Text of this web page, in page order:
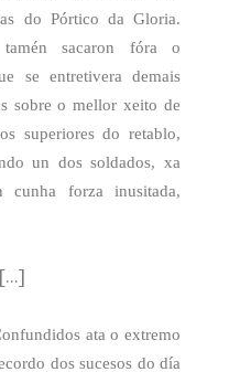
do Pórtico da Gloria.
sacaron fóra o
se entretivera demais
sobre o mellor xeito de
superiores do retablo,
un dos soldados, xa
cunha forza inusitada,
ata o extremo
dos sucesos do día